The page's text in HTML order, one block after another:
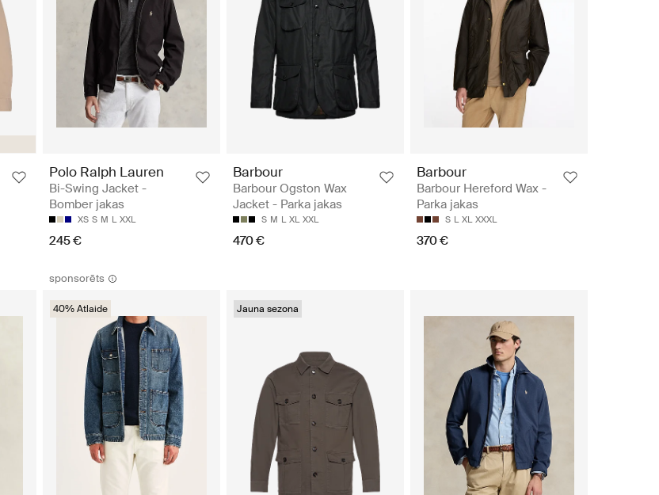
Polo Ralph Lauren
Bi-Swing Jacket -
Bomber jakas
XS S M L XXL
245 €
Barbour
Barbour Ogston Wax
Jacket - Parka jakas
S M L XL XXL
470 €
Barbour
Barbour Hereford Wax -
Parka jakas
S L XL XXXL
370 €
sponsorēts
40% Atlaide Jauna sezona